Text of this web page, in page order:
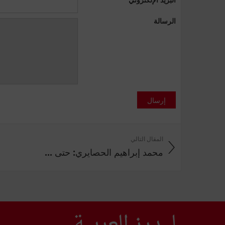
الرسالة
إرسال
المقال التالي
محمد إبراهيم الحصايري: حتى ...